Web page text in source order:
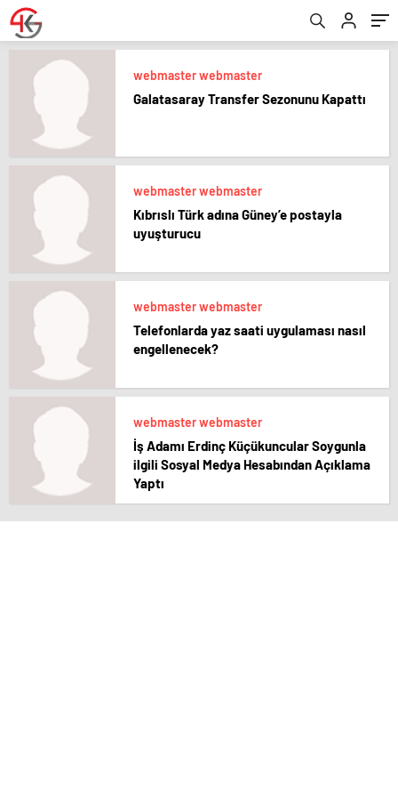
webmaster webmaster
Galatasaray Transfer Sezonunu Kapattı
webmaster webmaster
Kıbrıslı Türk adına Güney’e postayla
uyuşturucu
webmaster webmaster
Telefonlarda yaz saati uygulaması nasıl
engellenecek?
webmaster webmaster
İş Adamı Erdinç Küçükuncular Soygunla
ilgili Sosyal Medya Hesabından Açıklama
Yaptı